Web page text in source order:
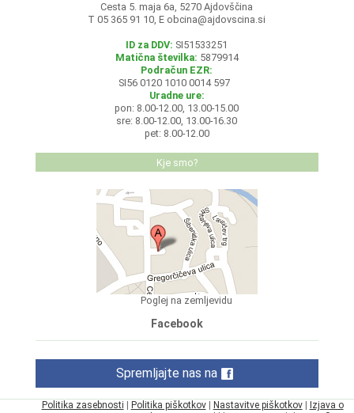
Cesta 5. maja 6a, 5270 Ajdovščina
T 05 365 91 10, E obcina@ajdovscina.si
ID za DDV: SI51533251
Matična številka: 5879914
Podračun EZR:
SI56 0120 1010 0014 597
Uradne ure:
pon: 8.00-12.00, 13.00-15.00
sre: 8.00-12.00, 13.00-16.30
pet: 8.00-12.00
Kje smo?
Poglej na zemljevidu
Facebook
Spremljajte nas na
Politika zasebnosti Politika piškotkov| Nastavitve piškotkov|
Izjava o